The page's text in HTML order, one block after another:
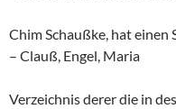
Chim Schaußke, hat einen
– Clauß, Engel, Maria
Verzeichnis derer die in